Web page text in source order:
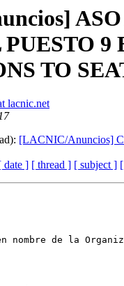
PUESTO
TO
lacnic.net
[LACNIC/Anuncios]
date ] [ thread ] [ subject ]
nombre de la